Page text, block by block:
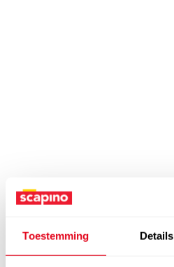
Toestemming Details